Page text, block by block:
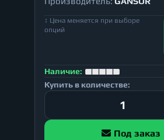
↕ Цена меняется при выборе
опций
Наличие:
Купить в количестве:
Под заказ